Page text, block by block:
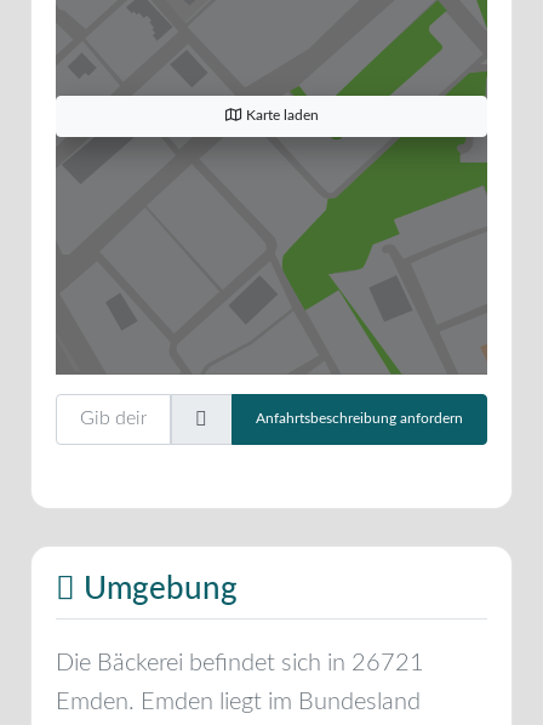
Karte laden
Gib deinen Standort ein.
Anfahrtsbeschreibung anfordern
Umgebung
Die Bäckerei befindet sich in 26721
Emden. Emden liegt im Bundesland